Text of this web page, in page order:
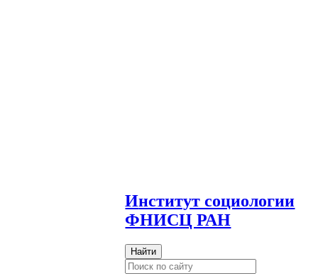
Институт социологии
ФНИСЦ РАН
Найти